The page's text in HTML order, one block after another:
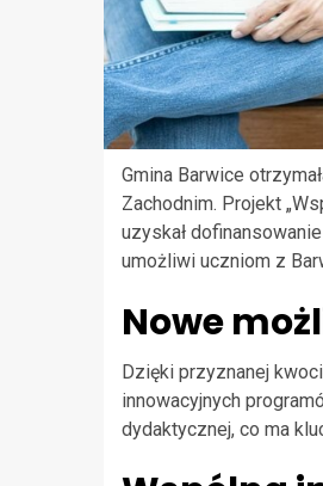
Gmina Barwice
Zachodnim. Projekt
uzyskał
umożliwi uczniom z
Nowe
Dzięki przyznanej
innowacyjnych
dydaktycznej, co ma